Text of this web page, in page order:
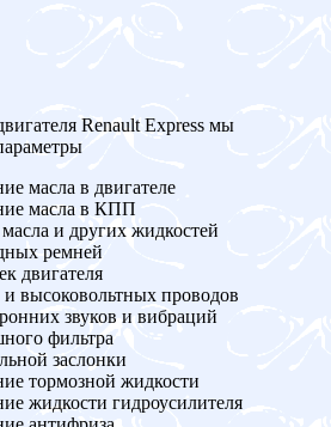
Renault Express мы
масла в двигателе
масла в КПП
и других жидкостей
ремней
двигателя
и высоковольтных проводов
звуков и вибраций
фильтра
заслонки
тормозной жидкости
жидкости гидроусилителя